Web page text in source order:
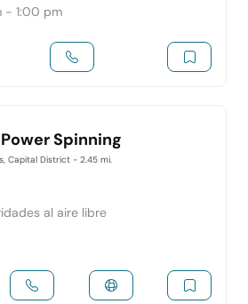
- 1:00 pm
Spinning
Capital District - 2.45 mi.
al aire libre